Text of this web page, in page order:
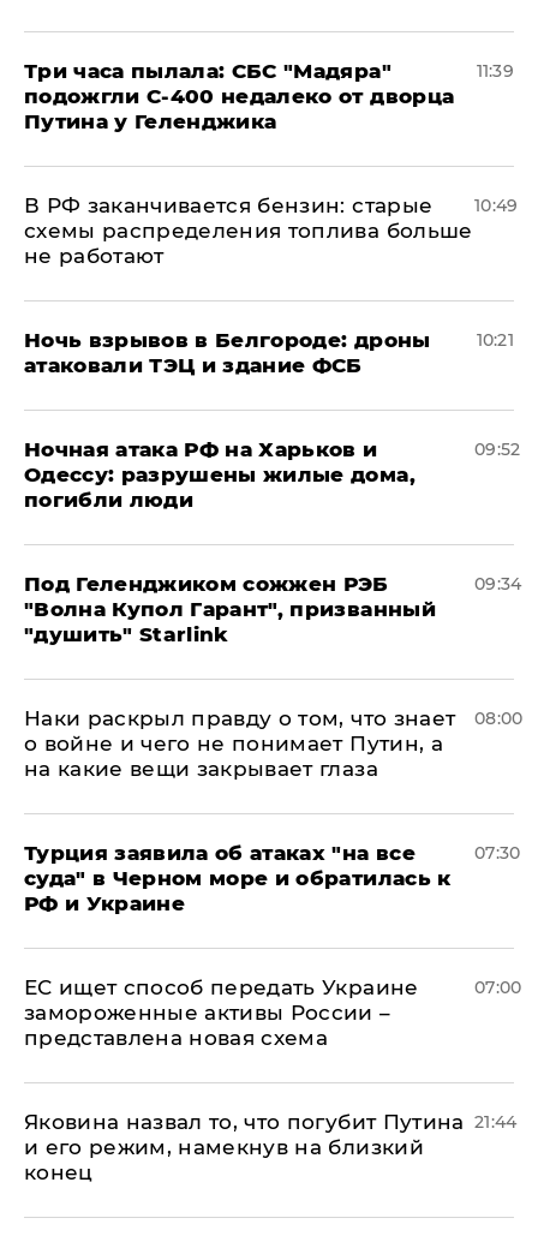
Три часа пылала: СБС "Мадяра"
подожгли С-400 недалеко от дворца
Путина у Геленджика
11:39
​В РФ заканчивается бензин: старые
схемы распределения топлива больше
не работают
10:49
​Ночь взрывов в Белгороде: дроны
атаковали ТЭЦ и здание ФСБ
10:21
​Ночная атака РФ на Харьков и
Одессу: разрушены жилые дома,
погибли люди
09:52
Под Геленджиком сожжен РЭБ
"Волна Купол Гарант", призванный
"душить" Starlink
09:34
Наки раскрыл правду о том, что знает
о войне и чего не понимает Путин, а
на какие вещи закрывает глаза
08:00
Турция заявила об атаках "на все
суда" в Черном море и обратилась к
РФ и Украине
07:30
ЕС ищет способ передать Украине
замороженные активы России –
представлена новая схема
07:00
Яковина назвал то, что погубит Путина
и его режим, намекнув на близкий
конец
21:44